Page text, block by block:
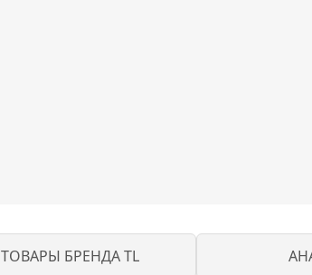
ТОВАРЫ БРЕНДА TL